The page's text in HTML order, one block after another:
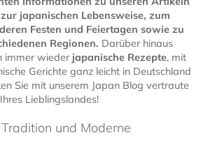
japanischen Lebensweise, zum
Festen und Feiertagen sowie zu
Regionen. Darüber hinaus
immer wieder japanische Rezepte, mit
Gerichte ganz leicht in Deutschland
Sie mit unserem Japan Blog vertraute
Lieblingslandes!
und Moderne